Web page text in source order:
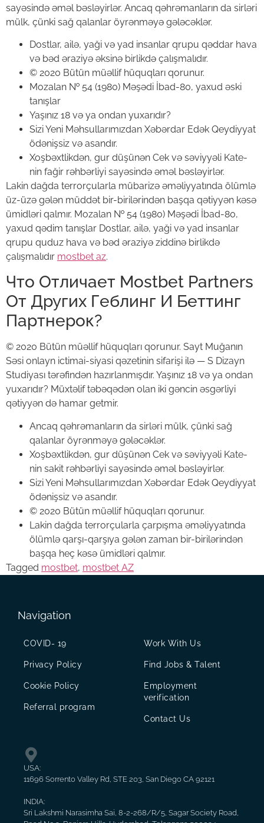
sayəsində əməl bəsləyirlər. Ancaq qəhrəmanların da sirləri
mülk, çünki sağ qalanlar öyrənməyə gələcəklər.
Dostlar, ailə, yaği və yad insanlar qrupu qəddar hava
və bəd əraziyə əksinə birlikdə çalışmalıdır.
© 2020 Bütün müəllif hüquqları qorunur.
Mozalan № 54 (1980) Məşədi İbad-80, yaxud əski
tanışlar
Yaşınız 18 və ya ondan yuxarıdır?
Sizi Yeni Məhsullarımızdan Xəbərdar Edək Qeydiyyat
ödənişsiz və asandır.
Xoşbəxtlikdən, gur düşünən Cek və səviyyəli Kate-
nin fağir rəhbərliyi sayəsində əməl bəsləyirlər.
Lakin dağda terrorçularla mübarizə əməliyyatında ölümlə
üz-üzə gələn müddət bir-birilərindən başqa qətiyyən kəsə
ümidləri qalmır. Mozalan № 54 (1980) Məşədi İbad-80,
yaxud qədim tanışlar Dostlar, ailə, yaği və yad insanlar
qrupu quduz hava və bəd əraziyə ziddinə birlikdə
çalışmalıdır mostbet az.
Что Отличает Mostbet Partners
От Других Геблинг И Беттинг
Партнерок?
© 2020 Bütün müəllif hüquqları qorunur. Sayt Muğanın
Səsi onlayn ictimai-siyasi qəzetinin sifarişi ilə — S Dizayn
Studiyası tərəfindən hazırlanmışdır. Yaşınız 18 və ya ondan
yuxarıdır? ⁣Müxtəlif təbəqədən olan iki gəncin əsgərliyi
qətiyyən də hamar getmir.
Ancaq qəhrəmanların da sirləri mülk, çünki sağ
qalanlar öyrənməyə gələcəklər.
Xoşbəxtlikdən, gur düşünən Cek və səviyyəli Kate-
nin sakit rəhbərliyi sayəsində əməl bəsləyirlər.
Sizi Yeni Məhsullarımızdan Xəbərdar Edək Qeydiyyat
ödənişsiz və asandır.
© 2020 Bütün müəllif hüquqları qorunur.
Lakin dağda terrorçularla çarpışma əməliyyatında
ölümlə qarşı-qarşıya gələn zaman bir-birilərindən
başqa heç kəsə ümidləri qalmır.
Tagged mostbet, mostbet AZ
Navigation
COVID- 19
Privacy Policy
Cookie Policy
Referral program
Work With Us
Find Jobs & Talent
Employment
verification
Contact Us
USA:
11696 Sorrento Valley Rd, STE 203, San Diego CA 92121
INDIA:
Sri Lakshmi Narasimha Sai, 8-2-268/R/5, Sagar Society Road,